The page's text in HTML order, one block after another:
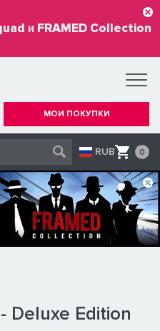
и FRAMED Collection
МОИ ПОКУПКИ
RUB 0
Deluxe Edition